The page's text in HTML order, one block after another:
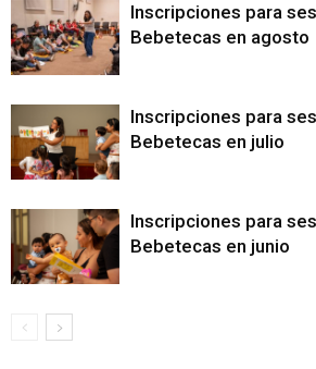
Inscripciones para
Bebetecas en agosto
Inscripciones para
Bebetecas en julio
Inscripciones para
Bebetecas en junio